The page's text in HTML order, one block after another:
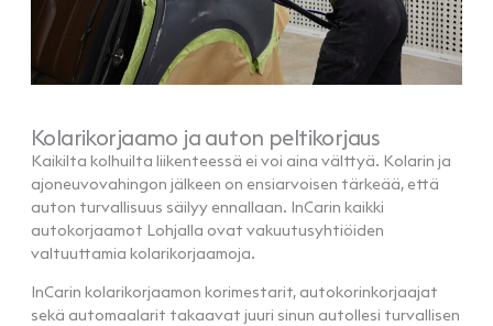
Kolarikorjaamo ja auton peltikorjaus
Kaikilta kolhuilta liikenteessä ei voi aina välttyä. Kolarin ja
ajoneuvovahingon jälkeen on ensiarvoisen tärkeää, että
auton turvallisuus säilyy ennallaan. InCarin kaikki
autokorjaamot Lohjalla ovat vakuutusyhtiöiden
valtuuttamia kolarikorjaamoja.
InCarin kolarikorjaamon korimestarit, autokorinkorjaajat
sekä automaalarit takaavat juuri sinun autollesi turvallisen